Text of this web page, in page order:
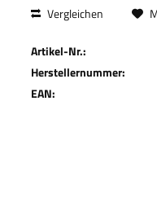
Vergleichen
Artikel-Nr.:
Herstellernummer:
EAN: